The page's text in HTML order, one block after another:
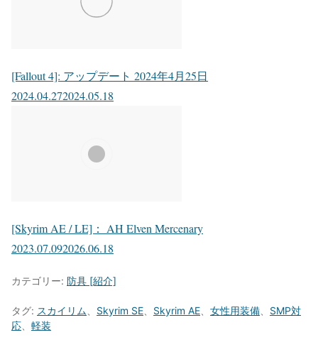
[Fallout 4]: アップデート 2024年4月25日
2024.04.272024.05.18
[Skyrim AE / LE]： AH Elven Mercenary
2023.07.092026.06.18
カテゴリー: 防具 [紹介]
タグ: スカイリム、 Skyrim SE、 Skyrim AE、 女性用装備、 SMP対
応、 軽装